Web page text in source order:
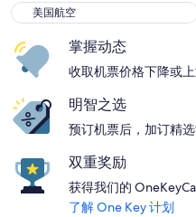
美国航空
美国航空
掌握动态
收取机票价格下降或
明智之选
预订机票后，加订精
双重奖励
获得我们的
了解 One Key 计划